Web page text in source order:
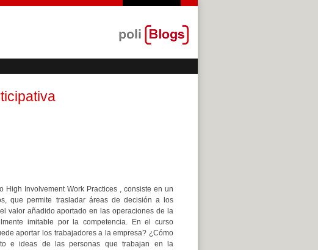
High Involvement Work Practices , consiste en un
que permite trasladar áreas de decisión a los
valor añadido aportado en las operaciones de la
imitable por la competencia. En el curso
aportar los trabajadores a la empresa? ¿Cómo
e ideas de las personas que trabajan en la